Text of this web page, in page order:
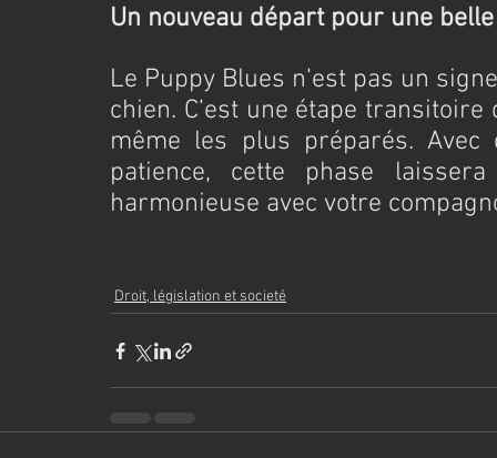
Un nouveau départ pour une
Le Puppy Blues n’est pas un
chien. C’est une étape
même les plus préparés.
patience, cette phase
harmonieuse avec votre
Droit, législation et societé